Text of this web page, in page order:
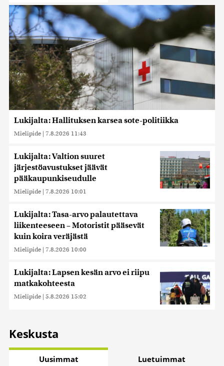
Lukijalta: Hallituksen karsea sote-politiikka
Mielipide | 7.8.2026 11:43
Lukijalta: Valtion suuret
järjestöavustukset jäävät
pääkaupunkiseudulle
Mielipide | 7.8.2026 10:01
Lukijalta: Tasa-arvo palautettava
liikenteeseen – Motoristit pääsevät
kuin koira veräjästä
Mielipide | 7.8.2026 10:00
Lukijalta: Lapsen kesän arvo ei riipu
matkakohteesta
Mielipide | 5.8.2026 15:02
Keskusta
Uusimmat Luetuimmat